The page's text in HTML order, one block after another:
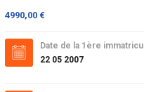
4990,00 €
Date de la 1ère
22 05 2007